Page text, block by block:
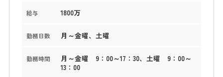
給与 1800万
勤務日数 月～金曜、土曜
勤務時間
月～金曜 9：00～17：30、土曜 9：00～
13：00